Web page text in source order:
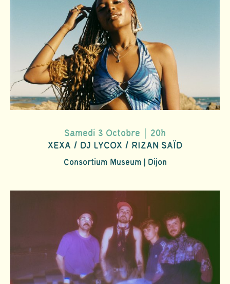
Samedi 3 Octobre｜20h
XEXA / DJ LYCOX / RIZAN SAÏD
Consortium Museum | Dijon